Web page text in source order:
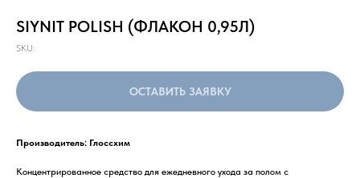
SIYNIT POLISH (ФЛАКОН 0,95Л)
SKU:
ОСТАВИТЬ ЗАЯВКУ
Производитель: Глоссхим
Концентрированное средство для ежедневного ухода за полом с